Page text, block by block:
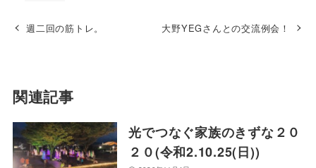
週二回の筋トレ。 大野YEGさんとの交流例会！
関連記事
光でつなぐ家族のきずな２０
２０(令和2.10.25(日))